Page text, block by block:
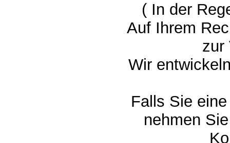
( In der
Auf Ihrem
zur
Wir
Falls Sie
nehmen